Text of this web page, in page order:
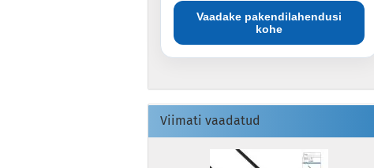
Vaadake pakendilahendusi
kohe
Viimati vaadatud